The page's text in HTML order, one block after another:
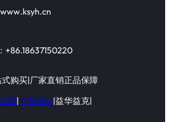
+86.18637150220
购买|厂家直销正品保障
安 甘草颗粒 |益华益克|